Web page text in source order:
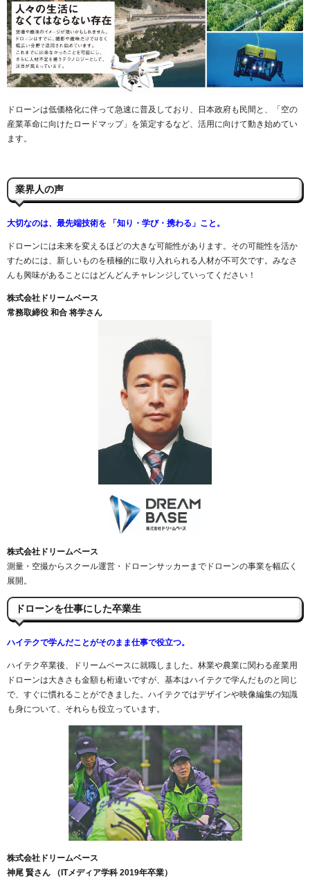
ドローンは低価格化に伴って急速に普及しており、日本政府も民間と、「空の
産業革命に向けたロードマップ」を策定するなど、活用に向けて動き始めてい
ます。
業界人の声
大切なのは、最先端技術を 「知り・学び・携わる」こと。
ドローンには未来を変えるほどの大きな可能性があります。その可能性を活か
すためには、新しいものを積極的に取り入れられる人材が不可欠です。みなさ
んも興味があることにはどんどんチャレンジしていってください！
株式会社ドリームベース
常務取締役 和合 将学さん
株式会社ドリームベース
測量・空撮からスクール運営・ドローンサッカーまでドローンの事業を幅広く
展開。
ドローンを仕事にした卒業生
ハイテクで学んだことがそのまま仕事で役立つ。
ハイテク卒業後、ドリームベースに就職しました。林業や農業に関わる産業用
ドローンは大きさも金額も桁違いですが、基本はハイテクで学んだものと同じ
で、すぐに慣れることができました。ハイテクではデザインや映像編集の知識
も身について、それらも役立っています。
株式会社ドリームベース
神尾 賢さん （ITメディア学科 2019年卒業）